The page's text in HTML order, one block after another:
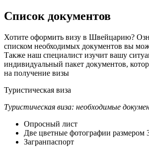
Список документов
Хотите оформить визу в Швейцарию?
списком необходимых документов вы
Также наш специалист изучит вашу
индивидуальный пакет документов,
на получение визы
Туристическая виза
Туристическая виза: необходимые
Опросный лист
Две цветные фотографии размером
Загранпаспорт